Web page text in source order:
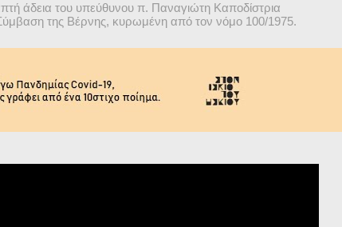
άδεια του υπεύθυνου π. Παναγιώτη Καποδίστρια
της Βέρνης, κυρωμένη από τον νόμο 100/1975.